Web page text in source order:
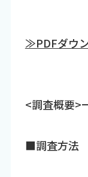
≫PDFダウ
<調査概要>――――――――――――――――――――――――――――――
■調査方法